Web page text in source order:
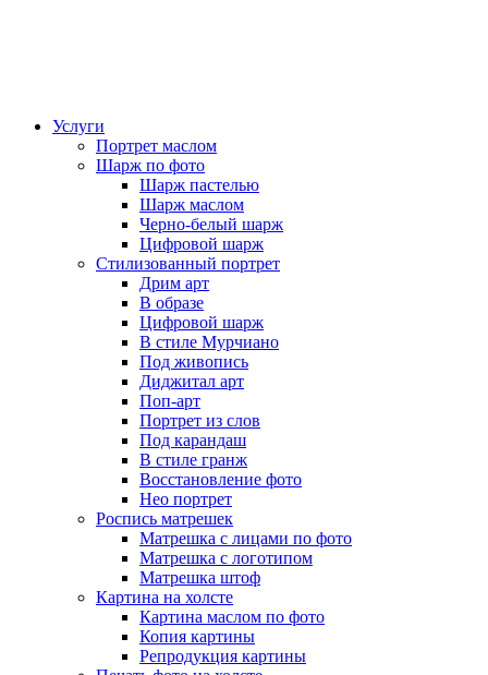
Услуги
Портрет маслом
Шарж по фото
Шарж пастелью
Шарж маслом
Черно-белый шарж
Цифровой шарж
Стилизованный портрет
Дрим арт
В образе
Цифровой шарж
В стиле Мурчиано
Под живопись
Диджитал арт
Поп-арт
Портрет из слов
Под карандаш
В стиле гранж
Восстановление фото
Нео портрет
Роспись матрешек
Матрешка с лицами по фото
Матрешка с логотипом
Матрешка штоф
Картина на холсте
Картина маслом по фото
Копия картины
Репродукция картины